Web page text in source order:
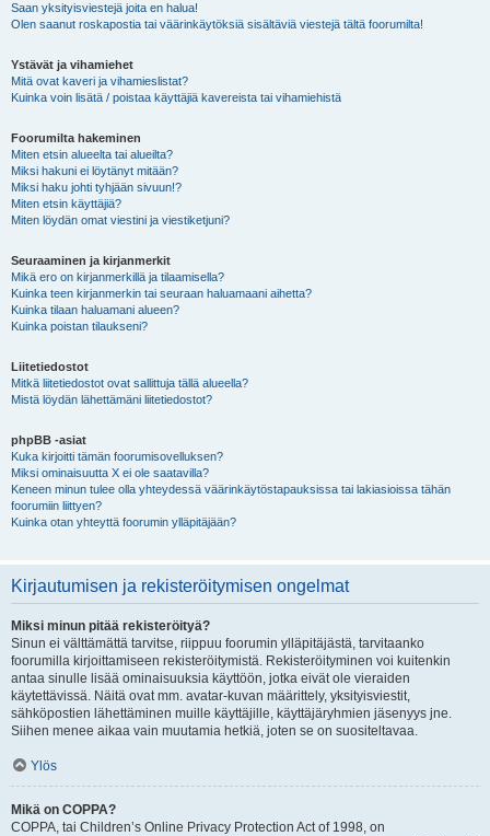
Saan yksityisviestejä joita en halua!
Olen saanut roskapostia tai väärinkäytöksiä sisältäviä viestejä tältä foorumilta!
Ystävät ja vihamiehet
Mitä ovat kaveri ja vihamieslistat?
Kuinka voin lisätä / poistaa käyttäjiä kavereista tai vihamiehistä
Foorumilta hakeminen
Miten etsin alueelta tai alueilta?
Miksi hakuni ei löytänyt mitään?
Miksi haku johti tyhjään sivuun!?
Miten etsin käyttäjiä?
Miten löydän omat viestini ja viestiketjuni?
Seuraaminen ja kirjanmerkit
Mikä ero on kirjanmerkillä ja tilaamisella?
Kuinka teen kirjanmerkin tai seuraan haluamaani aihetta?
Kuinka tilaan haluamani alueen?
Kuinka poistan tilaukseni?
Liitetiedostot
Mitkä liitetiedostot ovat sallittuja tällä alueella?
Mistä löydän lähettämäni liitetiedostot?
phpBB -asiat
Kuka kirjoitti tämän foorumisovelluksen?
Miksi ominaisuutta X ei ole saatavilla?
Keneen minun tulee olla yhteydessä väärinkäytöstapauksissa tai lakiasioissa tähän
foorumiin liittyen?
Kuinka otan yhteyttä foorumin ylläpitäjään?
Kirjautumisen ja rekisteröitymisen ongelmat
Miksi minun pitää rekisteröityä?
Sinun ei välttämättä tarvitse, riippuu foorumin ylläpitäjästä, tarvitaanko
foorumilla kirjoittamiseen rekisteröitymistä. Rekisteröityminen voi kuitenkin
antaa sinulle lisää ominaisuuksia käyttöön, jotka eivät ole vieraiden
käytettävissä. Näitä ovat mm. avatar-kuvan määrittely, yksityisviestit,
sähköpostien lähettäminen muille käyttäjille, käyttäjäryhmien jäsenyys jne.
Siihen menee aikaa vain muutamia hetkiä, joten se on suositeltavaa.
Ylös
Mikä on COPPA?
COPPA, tai Children’s Online Privacy Protection Act of 1998, on